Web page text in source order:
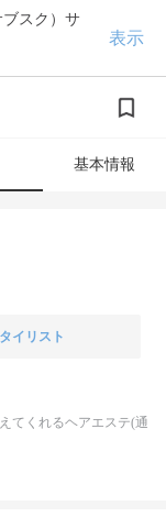
スク）サ
表示
基本情報
イリスト
てくれるヘアエステ(通